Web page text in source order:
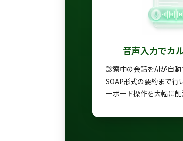
音声入力でカ
診察中の会話をAIが自動
SOAP形式の要約まで行
ーボード操作を大幅に削